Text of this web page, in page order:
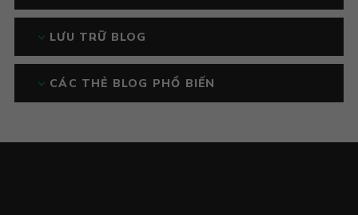
LƯU TRỮ BLOG
CÁC THẺ BLOG PHỔ BIẾN